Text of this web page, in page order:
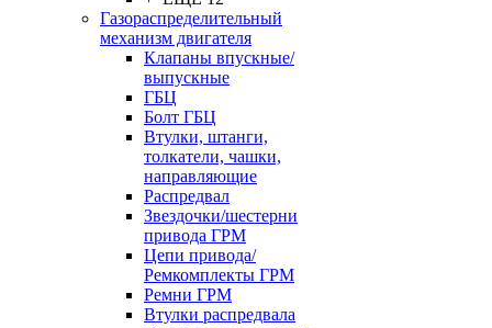
Газораспределительный
механизм двигателя
Клапаны впускные/
выпускные
ГБЦ
Болт ГБЦ
Втулки, штанги,
толкатели, чашки,
направляющие
Распредвал
Звездочки/шестерни
привода ГРМ
Цепи привода/
Ремкомплекты ГРМ
Ремни ГРМ
Втулки распредвала